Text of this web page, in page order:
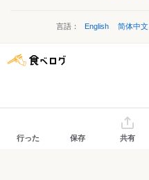
言語： English 简体中文
行った 保存 共有